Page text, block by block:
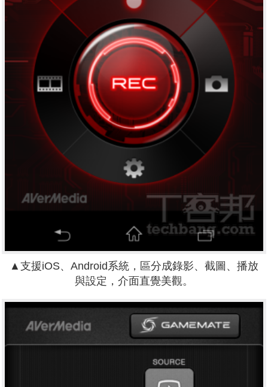
▲支援iOS、Android系統，區分成錄影、截圖、播放
與設定，介面直覺美觀。